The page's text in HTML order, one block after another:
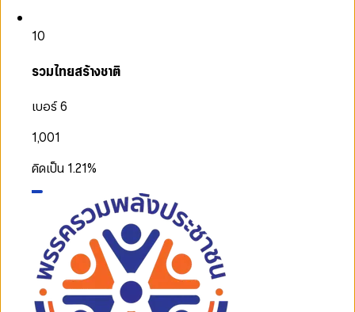
10
รวมไทยสร้างชาติ
เบอร์ 6
1,001
คิดเป็น 1.21%